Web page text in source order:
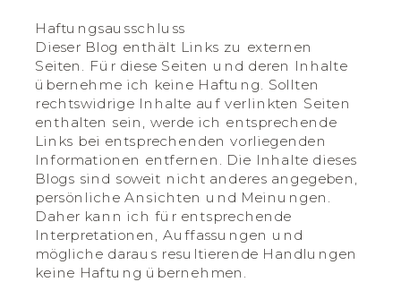
Haftungsausschluss
Dieser Blog enthält Links zu externen
Seiten. Für diese Seiten und deren Inhalte
übernehme ich keine Haftung. Sollten
rechtswidrige Inhalte auf verlinkten Seiten
enthalten sein, werde ich entsprechende
Links bei entsprechenden vorliegenden
Informationen entfernen. Die Inhalte dieses
Blogs sind soweit nicht anderes angegeben,
persönliche Ansichten und Meinungen.
Daher kann ich für entsprechende
Interpretationen, Auffassungen und
mögliche daraus resultierende Handlungen
keine Haftung übernehmen.